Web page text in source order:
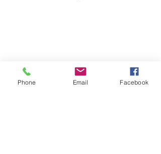
Phone Email Facebook